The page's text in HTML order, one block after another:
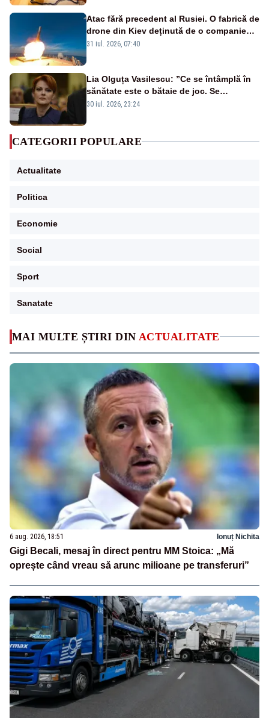
MAI MULTE ȘTIRI DIN ACTUALITATE
6 aug. 2026, 18:51 Ionuț Nichita
Gigi Becali, mesaj în direct pentru MM Stoica: „Mă
oprește când vreau să arunc milioane pe transferuri”
Atac fără precedent al Rusiei. O fabrică de
drone din Kiev deținută de o companie
americană, distrusă de o rachetă
31 iul. 2026, 07:40
Lia Olguța Vasilescu: ”Ce se întâmplă în
sănătate este o bătaie de joc. Se
guvernează extraordinar de prost”
30 iul. 2026, 23:24
CATEGORII POPULARE
Actualitate
Politica
Economie
Social
Sport
Sanatate